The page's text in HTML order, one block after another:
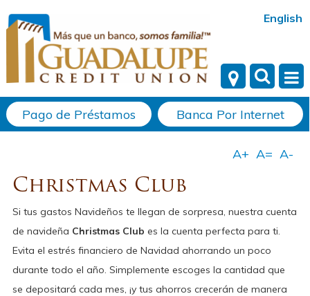
English
Pago de Préstamos Banca Por Internet
Christmas Club
Si tus gastos Navideños te llegan de sorpresa, nuestra cuenta
de navideña Christmas Club es la cuenta perfecta para ti.
Evita el estrés financiero de Navidad ahorrando un poco
durante todo el año. Simplemente escoges la cantidad que
se depositará cada mes, ¡y tus ahorros crecerán de manera